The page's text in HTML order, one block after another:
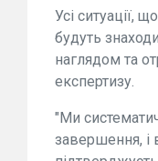
Усі ситуації,
будуть
наглядом та
експертизу.
"Ми
завершення, і